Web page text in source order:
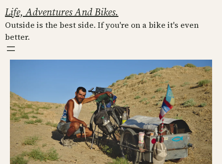
Skip
to
content
Life, Adventures And Bikes.
Outside is the best side. If you're on a bike it's even
better.